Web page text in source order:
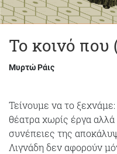
Το κοινό που
Μυρτώ Ράις
Τείνουμε να το
θέατρα χωρίς έργα αλλά
συνέπειες της
Λιγνάδη δεν αφορούν